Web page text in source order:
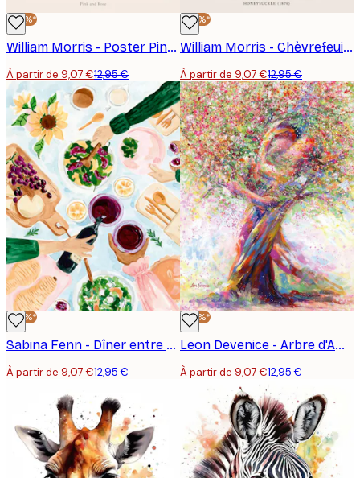
-30%*
William Morris - Poster Pink et Rose
À partir de 9,07 €12,95 €
-30%*
William Morris - Chèvrefeuille Poster
À partir de 9,07 €12,95 €
-30%*
Sabina Fenn - Dîner entre Amis Affiche
À partir de 9,07 €12,95 €
-30%*
Leon Devenice - Arbre d'Amour Poster
À partir de 9,07 €12,95 €